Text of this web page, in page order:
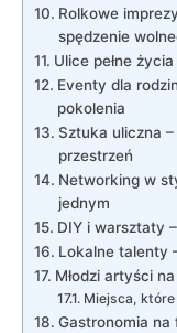
Rolkowe
spędzenie
Ulice pełne
Eventy dla
pokolenia
Sztuka uliczna
przestrzeń
Networking w
jednym
DIY i warsztaty
Lokalne talenty
Młodzi artyści
Miejsca,
Gastronomia